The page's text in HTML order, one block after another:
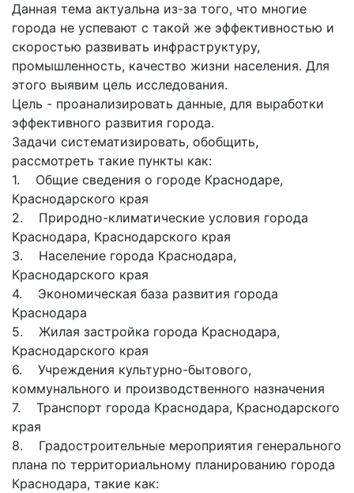
Данная тема актуальна из-за того, что многие
города не успевают с такой же эффективностью и
скоростью развивать инфраструктуру,
промышленность, качество жизни населения. Для
этого выявим цель исследования.
Цель - проанализировать данные, для выработки
эффективного развития города.
Задачи систематизировать, обобщить,
рассмотреть такие пункты как:
1. Общие сведения о городе Краснодаре,
Краснодарского края
2. Природно-климатические условия города
Краснодара, Краснодарского края
3. Население города Краснодара,
Краснодарского края
4. Экономическая база развития города
Краснодара
5. Жилая застройка города Краснодара,
Краснодарского края
6. Учреждения культурно-бытового,
коммунального и производственного назначения
7. Транспорт города Краснодара, Краснодарского
края
8. Градостроительные мероприятия генерального
плана по территориальному планированию города
Краснодара, такие как: